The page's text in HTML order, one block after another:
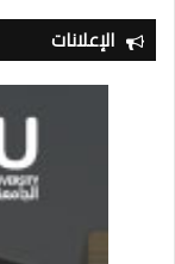
الإعلانات